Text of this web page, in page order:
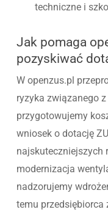
techniczne i
Jak pomaga
pozyskiwać
W openzus.pl
ryzyka związanego
przygotowujemy
wniosek o dotację
najskuteczniejszych
modernizacja
nadzorujemy
temu przedsiębiorca